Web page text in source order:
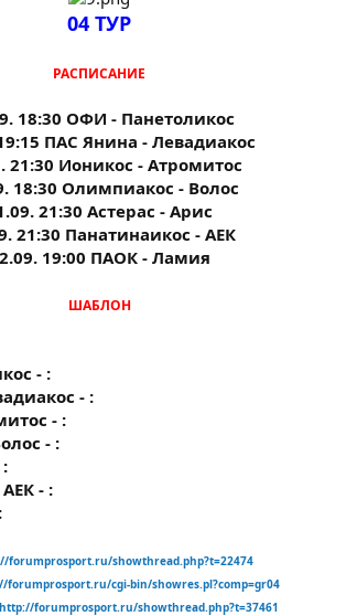
04 ТУР
РАСПИСАНИЕ
18:30 ОФИ - Панетоликос
ПАС Янина - Левадиакос
21:30 Ионикос - Атромитос
18:30 Олимпиакос - Волос
21:30 Астерас - Арис
21:30 Панатинаикос - АЕК
19:00 ПАОК - Ламия
ШАБЛОН
- :
- :
- :
- :
- :
forumprosport.ru/showthread.php?t=22474
forumprosport.ru/cgi-bin/showres.pl?comp=gr04
http://forumprosport.ru/showthread.php?t=37461